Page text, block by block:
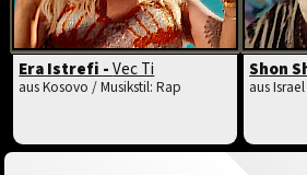
Era Istrefi -Vec Ti
aus Kosovo / Musikstil: Rap
Shon
aus